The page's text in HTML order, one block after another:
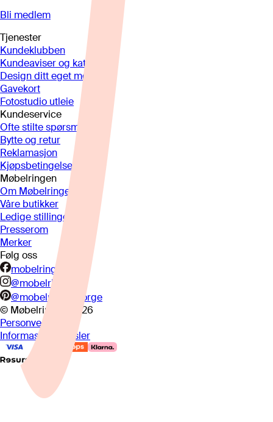
Bli medlem
Tjenester
Kundeklubben
Kundeaviser og kataloger
Design ditt eget møbel
Gavekort
Fotostudio utleie
Kundeservice
Ofte stilte spørsmål
Bytte og retur
Reklamasjon
Kjøpsbetingelser
Møbelringen
Om Møbelringen
Våre butikker
Ledige stillinger
Presserom
Merker
Følg oss
mobelringen.no
@mobelringen
@mobelringennorge
© Møbelringen
2026
Personvern
Informasjonskapsler